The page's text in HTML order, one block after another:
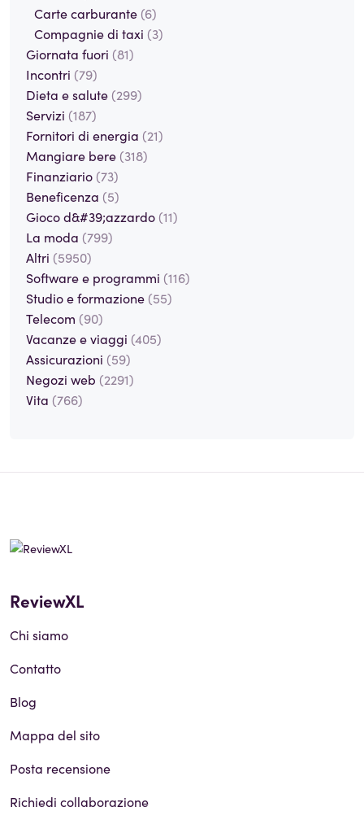
Carte carburante (6)
Compagnie di taxi (3)
Giornata fuori (81)
Incontri (79)
Dieta e salute (299)
Servizi (187)
Fornitori di energia (21)
Mangiare bere (318)
Finanziario (73)
Beneficenza (5)
Gioco d&#39;azzardo (11)
La moda (799)
Altri (5950)
Software e programmi (116)
Studio e formazione (55)
Telecom (90)
Vacanze e viaggi (405)
Assicurazioni (59)
Negozi web (2291)
Vita (766)
ReviewXL
Chi siamo
Contatto
Blog
Mappa del sito
Posta recensione
Richiedi collaborazione